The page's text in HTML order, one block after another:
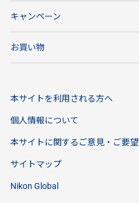
キャンペーン
お買い物
本サイトを利用される方へ
個人情報について
本サイトに関するご意見・ご要望
サイトマップ
Nikon Global